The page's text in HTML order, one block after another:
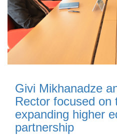
Givi Mikhanadze
Rector focused on
expanding higher
partnership